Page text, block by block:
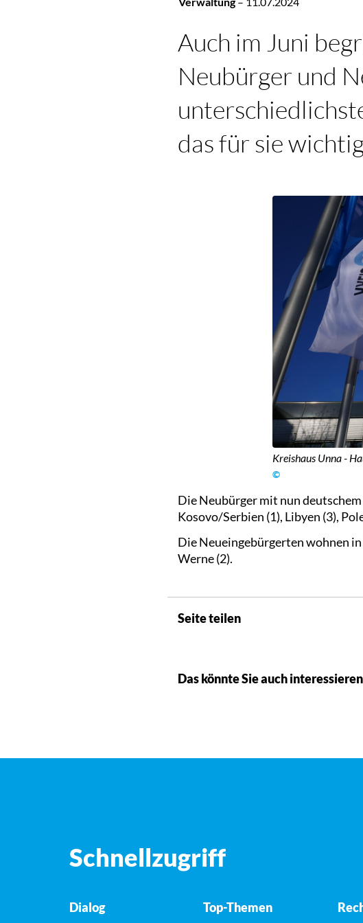
Auch im Juni
Neubürger und
das für sie
Kreishaus Unna -
©
Die Neubürger mit nun deutschem
Kosovo/Serbien (1), Libyen (3),
Die Neueingebürgerten wohnen in
Werne (2).
Seite teilen
Das könnte Sie auch interessieren
Schnellzugriff
Dialog Top-Themen